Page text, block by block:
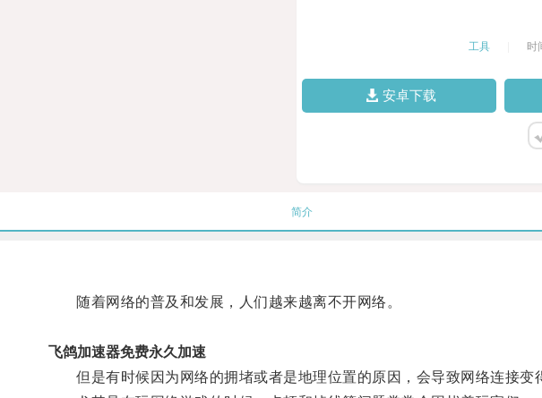
工具 时
安卓下载
简介
随着网络的普及和发展，人们越来越离不开网络。
飞鸽加速器免费永久加速
但是有时候因为网络的拥堵或者是地理位置的原因，会导致网络连接变